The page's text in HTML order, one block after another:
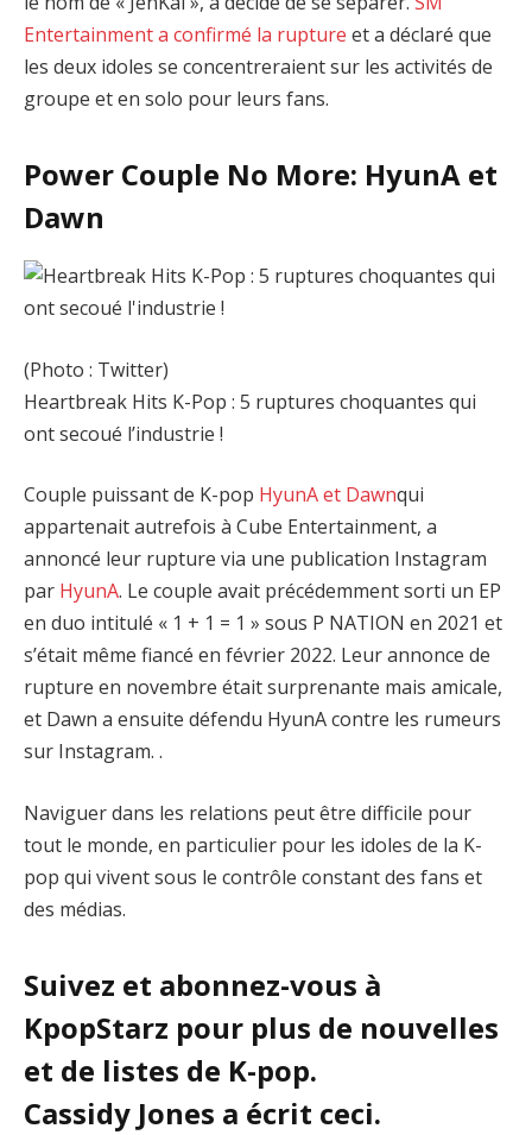
Entertainment a confirmé la rupture et a déclaré que
les deux idoles se concentreraient sur les activités de
groupe et en solo pour leurs fans.
Power Couple No More: HyunA et
Dawn
(Photo : Twitter)
Heartbreak Hits K-Pop : 5 ruptures choquantes qui
ont secoué l’industrie !
Couple puissant de K-pop HyunA et Dawnqui
appartenait autrefois à Cube Entertainment, a
annoncé leur rupture via une publication Instagram
par HyunA. Le couple avait précédemment sorti un EP
en duo intitulé « 1 + 1 = 1 » sous P NATION en 2021 et
s’était même fiancé en février 2022. Leur annonce de
rupture en novembre était surprenante mais amicale,
et Dawn a ensuite défendu HyunA contre les rumeurs
sur Instagram. .
Naviguer dans les relations peut être difficile pour
tout le monde, en particulier pour les idoles de la K-
pop qui vivent sous le contrôle constant des fans et
des médias.
Suivez et abonnez-vous à
KpopStarz pour plus de nouvelles
et de listes de K-pop.
Cassidy Jones a écrit ceci.